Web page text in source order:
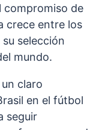
compromiso de
crece entre los
selección
mundo.
claro
en el fútbol
seguir